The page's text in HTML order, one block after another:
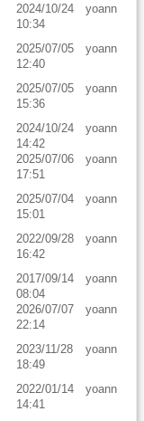
2024/10/24
10:34
yoann
2025/07/05
12:40
yoann
2025/07/05
15:36
yoann
2024/10/24
14:42
yoann
2025/07/06
17:51
yoann
2025/07/04
15:01
yoann
2022/09/28
16:42
yoann
2017/09/14
08:04
yoann
2026/07/07
22:14
yoann
2023/11/28
18:49
yoann
2022/01/14
14:41
yoann